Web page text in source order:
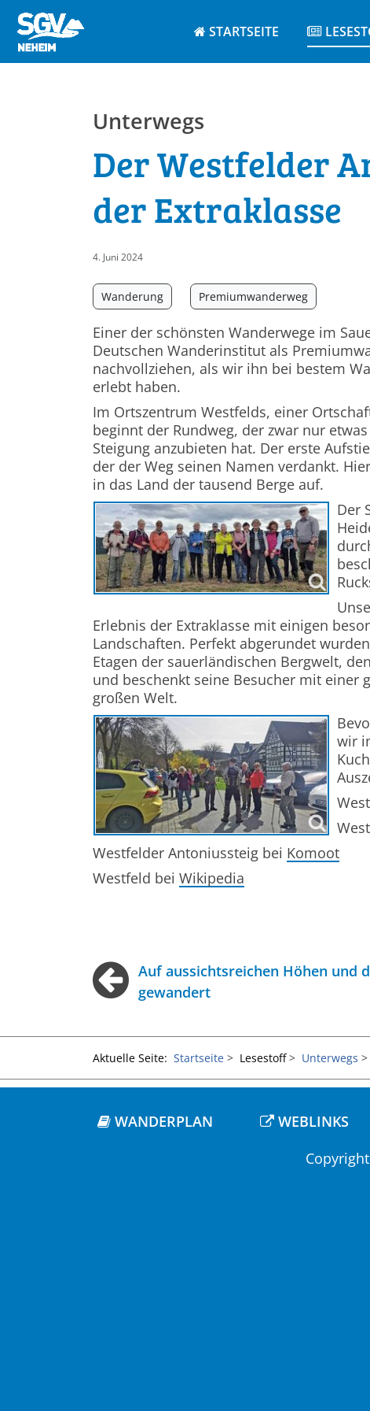
STARTSEITE
Unterwegs
Der Westfelder
der Extraklasse
4. Juni 2024
Wanderung Premiumwanderweg
Einer der schönsten Wanderwege im
Deutschen Wanderinstitut als
nachvollziehen, als wir ihn bei bestem
erlebt haben.
Im Ortszentrum Westfelds, einer
beginnt der Rundweg, der zwar nur
Steigung anzubieten hat. Der erste
der der Weg seinen Namen verdankt.
in das Land der tausend Berge auf.
Der
Erlebnis der Extraklasse mit einigen
Landschaften. Perfekt abgerundet
Etagen der sauerländischen Bergwelt,
und beschenkt seine Besucher mit einer
großen Welt.
wir
Westfelder Antoniussteig bei Komoot
Westfeld bei Wikipedia
Auf aussichtsreichen Höhen und
gewandert
Aktuelle Seite: Startseite Lesestoff Unterwegs
WANDERPLAN WEBLINKS